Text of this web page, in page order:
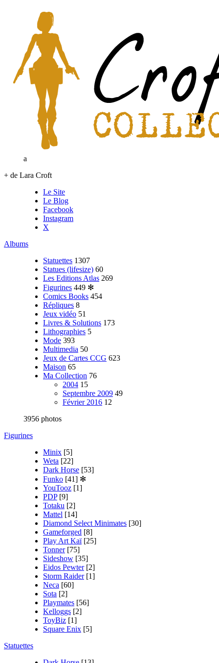
a
+ de Lara Croft
Le Site
Le Blog
Facebook
Instagram
X
Albums
Statuettes 1307
Statues (lifesize) 60
Les Editions Atlas 269
Figurines 449 ✻
Comics Books 454
Répliques 8
Jeux vidéo 51
Livres & Solutions 173
Lithographies 5
Mode 393
Multimedia 50
Jeux de Cartes CCG 623
Maison 65
Ma Collection 76
2004 15
Septembre 2009 49
Février 2016 12
3956 photos
Figurines
Minix [5]
Weta [22]
Dark Horse [53]
Funko [41] ✻
YouTooz [1]
PDP [9]
Totaku [2]
Mattel [14]
Diamond Select Minimates [30]
Gameforged [8]
Play Art Kaï [25]
Tonner [75]
Sideshow [35]
Eidos Pewter [2]
Storm Raider [1]
Neca [60]
Sota [2]
Playmates [56]
Kelloggs [2]
ToyBiz [1]
Square Enix [5]
Statuettes